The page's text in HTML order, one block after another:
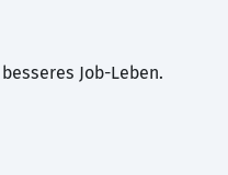
Job-Leben.